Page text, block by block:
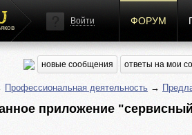
Войти ФОРУМ
новые сообщения ответы на мои
Профессиональная деятельность →
приложение